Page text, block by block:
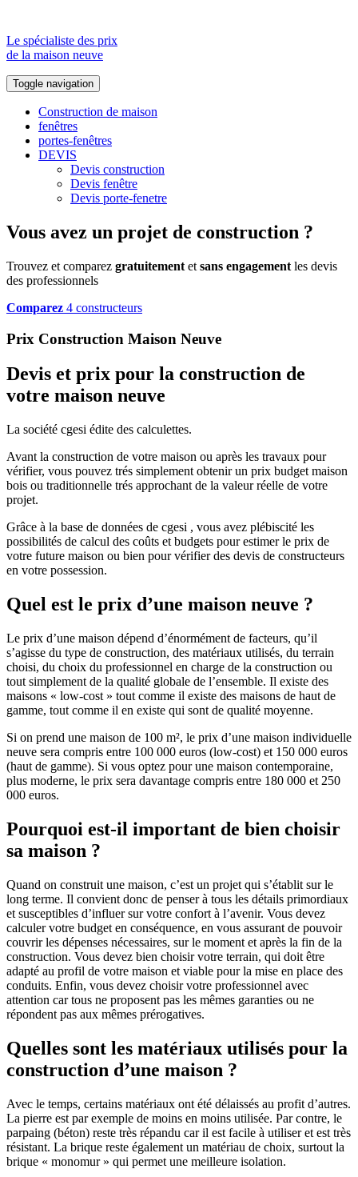
Le spécialiste des prix
de la maison neuve
Toggle navigation
Construction de maison
fenêtres
portes-fenêtres
DEVIS
Devis construction
Devis fenêtre
Devis porte-fenetre
Vous avez un projet de construction ?
Trouvez et comparez gratuitement et sans engagement les devis
des professionnels
Comparez 4 constructeurs
Prix Construction Maison Neuve
Devis et prix pour la construction de
votre maison neuve
La société cgesi édite des calculettes.
Avant la construction de votre maison ou après les travaux pour
vérifier, vous pouvez trés simplement obtenir un prix budget maison
bois ou traditionnelle trés approchant de la valeur réelle de votre
projet.
Grâce à la base de données de cgesi , vous avez plébiscité les
possibilités de calcul des coûts et budgets pour estimer le prix de
votre future maison ou bien pour vérifier des devis de constructeurs
en votre possession.
Quel est le prix d’une maison neuve ?
Le prix d’une maison dépend d’énormément de facteurs, qu’il
s’agisse du type de construction, des matériaux utilisés, du terrain
choisi, du choix du professionnel en charge de la construction ou
tout simplement de la qualité globale de l’ensemble. Il existe des
maisons « low-cost » tout comme il existe des maisons de haut de
gamme, tout comme il en existe qui sont de qualité moyenne.
Si on prend une maison de 100 m², le prix d’une maison individuelle
neuve sera compris entre 100 000 euros (low-cost) et 150 000 euros
(haut de gamme). Si vous optez pour une maison contemporaine,
plus moderne, le prix sera davantage compris entre 180 000 et 250
000 euros.
Pourquoi est-il important de bien choisir
sa maison ?
Quand on construit une maison, c’est un projet qui s’établit sur le
long terme. Il convient donc de penser à tous les détails primordiaux
et susceptibles d’influer sur votre confort à l’avenir. Vous devez
calculer votre budget en conséquence, en vous assurant de pouvoir
couvrir les dépenses nécessaires, sur le moment et après la fin de la
construction. Vous devez bien choisir votre terrain, qui doit être
adapté au profil de votre maison et viable pour la mise en place des
conduits. Enfin, vous devez choisir votre professionnel avec
attention car tous ne proposent pas les mêmes garanties ou ne
répondent pas aux mêmes prérogatives.
Quelles sont les matériaux utilisés pour la
construction d’une maison ?
Avec le temps, certains matériaux ont été délaissés au profit d’autres.
La pierre est par exemple de moins en moins utilisée. Par contre, le
parpaing (béton) reste très répandu car il est facile à utiliser et est très
résistant. La brique reste également un matériau de choix, surtout la
brique « monomur » qui permet une meilleure isolation.